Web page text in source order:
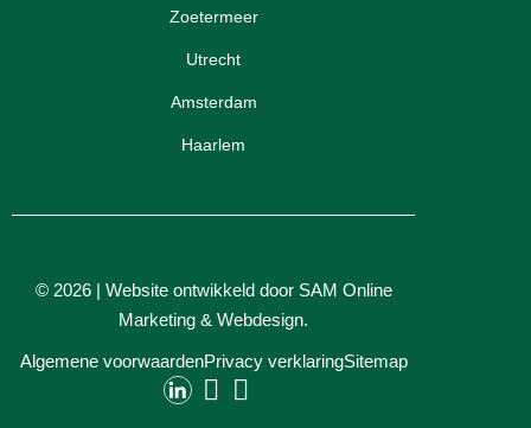
Zoetermeer
Utrecht
Amsterdam
Haarlem
© 2026 | Website ontwikkeld door SAM Online
Marketing & Webdesign.
Algemene voorwaardenPrivacy verklaringSitemap